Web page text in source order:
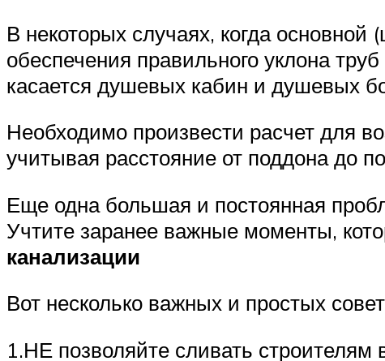
В некоторых случаях, когда
обеспечения правильного уклона
касается душевых кабин и душевых
Необходимо произвести расчет для
учитывая расстояние от поддона до
Еще одна большая и постоянная
Учтите заранее важные моменты,
канализации
Вот несколько важных и простых
1.НЕ позволяйте сливать